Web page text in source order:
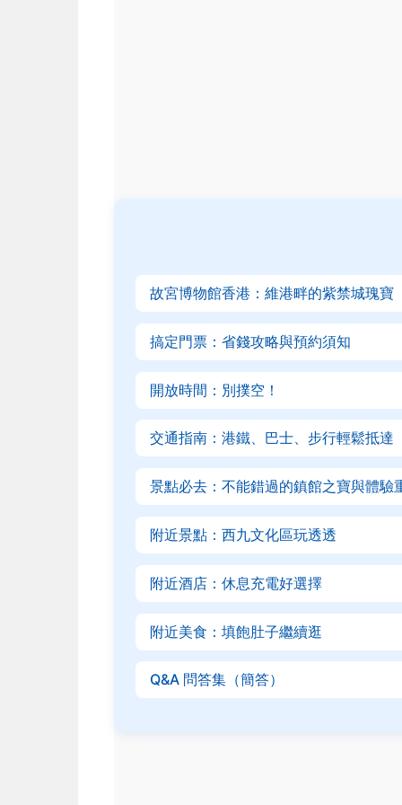
故宮博物館香港：維港畔的紫禁城瑰寶
搞定門票：省錢攻略與預約須知
開放時間：別撲空！
交通指南：港鐵、巴士、步行輕鬆抵達
景點必去：不能錯過的鎮館之寶與體驗
附近景點：西九文化區玩透透
附近酒店：休息充電好選擇
附近美食：填飽肚子繼續逛
Q&A 問答集（簡答）